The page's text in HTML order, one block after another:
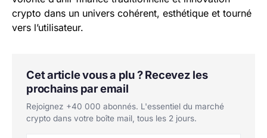
crypto dans un univers cohérent, esthétique et tourné
vers l’utilisateur.
Cet article vous a plu ? Recevez les
prochains par email
Rejoignez +40 000 abonnés. L'essentiel du marché
crypto dans votre boîte mail, tous les 2 jours.